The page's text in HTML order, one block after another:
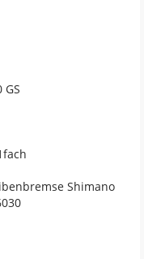
GS
Shimano